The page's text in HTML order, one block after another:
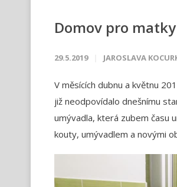
Domov pro
29.5.2019 JAROSLAVA
V měsících dubnu a květnu
již neodpovídalo dnešnímu
umývadla, která zubem času
kouty, umývadlem a novými